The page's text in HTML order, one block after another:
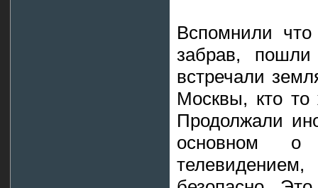
Вспомнили
забрав,
встречали
Москвы, кто
Продолжали
основном о